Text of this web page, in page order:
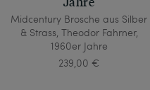
Midcentury Brosche aus Silber
& Strass, Theodor Fahrner,
1960er Jahre
239,00 €